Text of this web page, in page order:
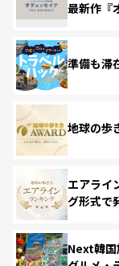
最新作『
準備も滞
地球の歩
エアライ
グ形式で
Next韓国